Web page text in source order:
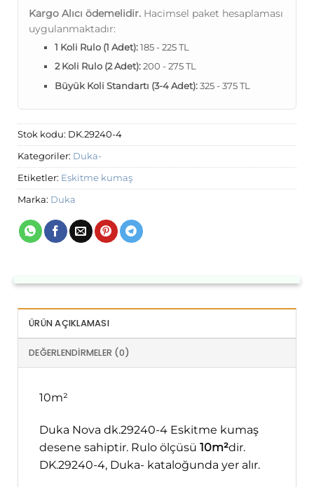
Kargo Alıcı ödemelidir. Hacimsel paket hesaplaması
uygulanmaktadır:
1 Koli Rulo (1 Adet):185 - 225 TL
2 Koli Rulo (2 Adet):200 - 275 TL
Büyük Koli Standartı (3-4 Adet):325 - 375 TL
Stok kodu: DK.29240-4
Kategoriler: Duka-
Etiketler: Eskitme kumaş
Marka: Duka
ÜRÜN AÇIKLAMASI
DEĞERLENDIRMELER (0)
10m²
Duka Nova dk.29240-4 Eskitme kumaş
desene sahiptir. Rulo ölçüsü 10m²dir.
DK.29240-4, Duka- kataloğunda yer alır.